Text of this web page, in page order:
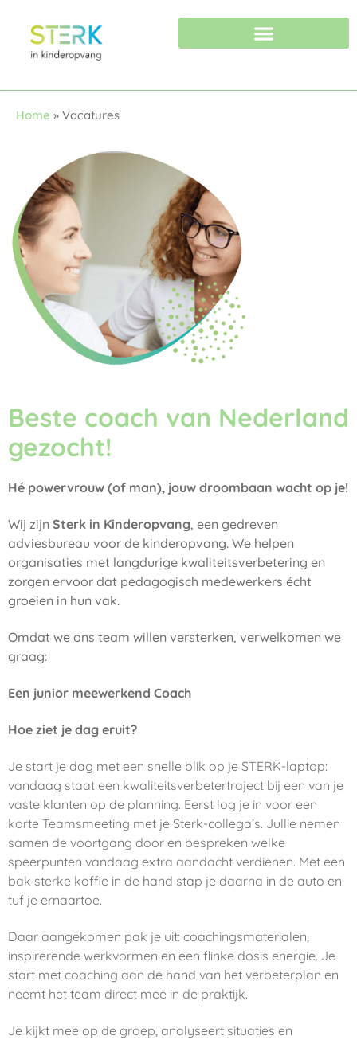
Home » Vacatures
Beste coach van Nederland
gezocht!
Hé powervrouw (of man), jouw droombaan wacht op je!
Wij zijn Sterk in Kinderopvang, een gedreven
adviesbureau voor de kinderopvang. We helpen
organisaties met langdurige kwaliteitsverbetering en
zorgen ervoor dat pedagogisch medewerkers écht
groeien in hun vak.
Omdat we ons team willen versterken, verwelkomen we
graag:
Een junior meewerkend Coach
Hoe ziet je dag eruit?
Je start je dag met een snelle blik op je STERK-laptop:
vandaag staat een kwaliteitsverbetertraject bij een van je
vaste klanten op de planning. Eerst log je in voor een
korte Teamsmeeting met je Sterk-collega’s. Jullie nemen
samen de voortgang door en bespreken welke
speerpunten vandaag extra aandacht verdienen. Met een
bak sterke koffie in de hand stap je daarna in de auto en
tuf je ernaartoe.
Daar aangekomen pak je uit: coachingsmaterialen,
inspirerende werkvormen en een flinke dosis energie. Je
start met coaching aan de hand van het verbeterplan en
neemt het team direct mee in de praktijk.
Je kijkt mee op de groep, analyseert situaties en